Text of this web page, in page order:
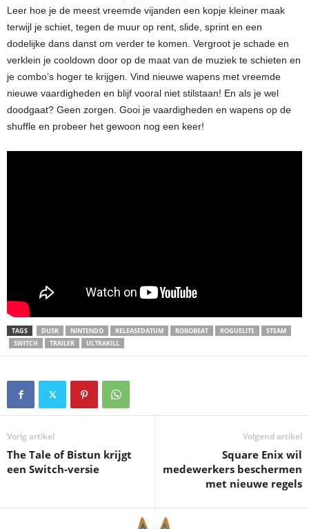
Leer hoe je de meest vreemde vijanden een kopje kleiner maak
terwijl je schiet, tegen de muur op rent, slide, sprint en een
dodelijke dans danst om verder te komen. Vergroot je schade en
verklein je cooldown door op de maat van de muziek te schieten en
je combo’s hoger te krijgen. Vind nieuwe wapens met vreemde
nieuwe vaardigheden en blijf vooral niet stilstaan! En als je wel
doodgaat? Geen zorgen. Gooi je vaardigheden en wapens op de
shuffle en probeer het gewoon nog een keer!
TAGS DUSK NINTENDO RELEASEDATUM ROBOBEAT ROGUELITE
STEAM
SWITCH
TRAILER ULTRAKILL
Vorig artikel
The Tale of Bistun krijgt
een Switch-versie
Volgend artikel
Square Enix wil
medewerkers beschermen
met nieuwe regels